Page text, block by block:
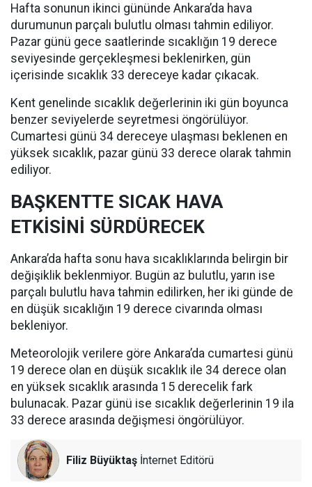
Hafta sonunun ikinci gününde Ankara’da hava
durumunun parçalı bulutlu olması tahmin ediliyor.
Pazar günü gece saatlerinde sıcaklığın 19 derece
seviyesinde gerçekleşmesi beklenirken, gün
içerisinde sıcaklık 33 dereceye kadar çıkacak.
Kent genelinde sıcaklık değerlerinin iki gün boyunca
benzer seviyelerde seyretmesi öngörülüyor.
Cumartesi günü 34 dereceye ulaşması beklenen en
yüksek sıcaklık, pazar günü 33 derece olarak tahmin
ediliyor.
BAŞKENTTE SICAK HAVA
ETKİSİNİ SÜRDÜRECEK
Ankara’da hafta sonu hava sıcaklıklarında belirgin bir
değişiklik beklenmiyor. Bugün az bulutlu, yarın ise
parçalı bulutlu hava tahmin edilirken, her iki günde de
en düşük sıcaklığın 19 derece civarında olması
bekleniyor.
Meteorolojik verilere göre Ankara’da cumartesi günü
19 derece olan en düşük sıcaklık ile 34 derece olan
en yüksek sıcaklık arasında 15 derecelik fark
bulunacak. Pazar günü ise sıcaklık değerlerinin 19 ila
33 derece arasında değişmesi öngörülüyor.
Filiz Büyüktaş İnternet Editörü